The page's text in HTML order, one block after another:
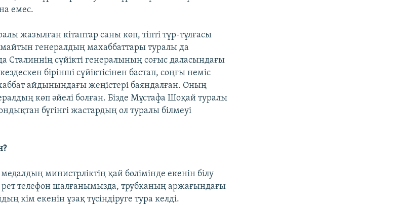
емес.
жазылған кітаптар саны көп, тіпті түр-тұлғасы
генералдың махаббаттары туралы да
Сталиннің сүйікті генералының соғыс даласындағы
бірінші сүйіктісінен бастап, соңғы неміс
айдынындағы жеңістері баяндалған. Оның
көп әйелі болған. Бізде Мұстафа Шоқай туралы
бүгінгі жастардың ол туралы білмеуі
министрліктің қай бөлімінде екенін білу
телефон шалғанымызда, трубканың аржағындағы
кім екенін ұзақ түсіндіруге тура келді.